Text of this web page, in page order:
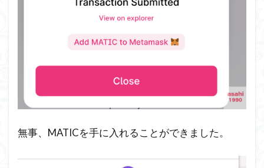
無事、MATICを手に入れることができました。